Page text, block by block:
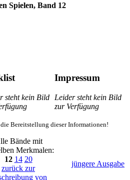
Spielen, Band 12
steht kein Bild
Impressum
Leider steht kein Bild
zur Verfügung
Bereitstellung dieser Informationen!
Bände mit
Merkmalen:
12 14 20
zurück zur
von
jüngere Ausgabe